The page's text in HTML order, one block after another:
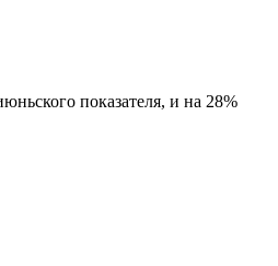
показателя, и на 28%